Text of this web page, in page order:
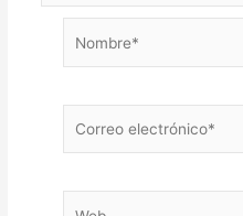
electrónico*